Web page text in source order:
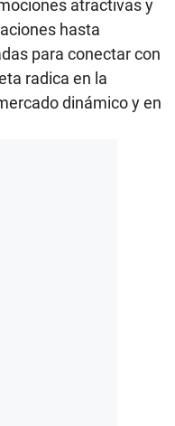
atractivas y
hasta
para conectar con
radica en la
dinámico y en